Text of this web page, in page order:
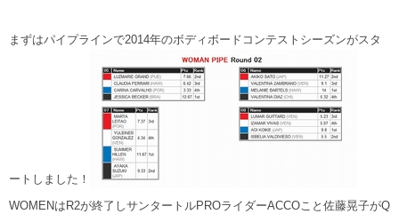
まずはパイプラインで2014年のボディボードコンテストシーズンがスタ
ートしました！
WOMENはR2が終了しサンタートルPROライダーACCOこと佐藤晃子がQ